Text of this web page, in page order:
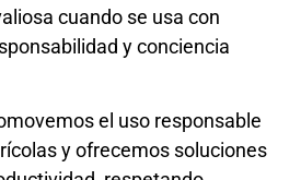
cuando se usa con
y conciencia
el uso responsable
y ofrecemos soluciones